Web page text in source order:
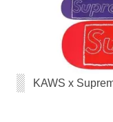
KAWS x